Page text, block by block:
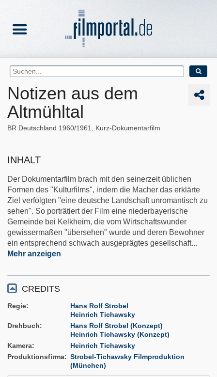
Notizen aus dem
Altmühltal
BR Deutschland 1960/1961 Kurz-Dokumentarfilm
INHALT
Der Dokumentarfilm brach mit den seinerzeit üblichen
Formen des "Kulturfilms", indem die Macher das erklärte
Ziel verfolgten "eine deutsche Landschaft unromantisch zu
sehen". So porträtiert der Film eine niederbayerische
Gemeinde bei Kelkheim, die vom Wirtschaftswunder
gewissermaßen "übersehen" wurde und deren Bewohner
ein entsprechend schwach ausgeprägtes gesellschaft...
Mehr anzeigen
CREDITS
Regie
Hans Rolf Strobel
Heinrich Tichawsky
Drehbuch
Hans Rolf Strobel (Konzept)
Heinrich Tichawsky (Konzept)
Kamera
Heinrich Tichawsky
Produktionsfirma
Strobel-Tichawsky Filmproduktion
(München)